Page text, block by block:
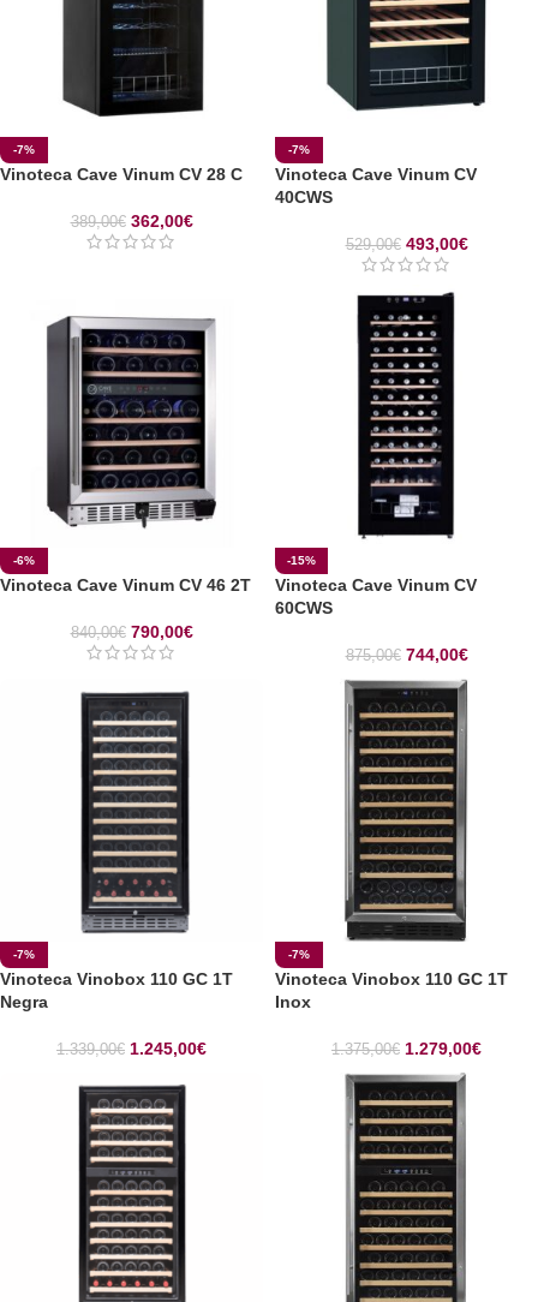
-7%
Vinoteca Cave Vinum CV 28 C
389,00€ 362,00€
-7%
Vinoteca Cave Vinum CV
40CWS
529,00€ 493,00€
-6%
Vinoteca Cave Vinum CV 46 2T
840,00€ 790,00€
-15%
Vinoteca Cave Vinum CV
60CWS
875,00€ 744,00€
-7%
Vinoteca Vinobox 110 GC 1T
Negra
1.339,00€ 1.245,00€
-7%
Vinoteca Vinobox 110 GC 1T
Inox
1.375,00€ 1.279,00€